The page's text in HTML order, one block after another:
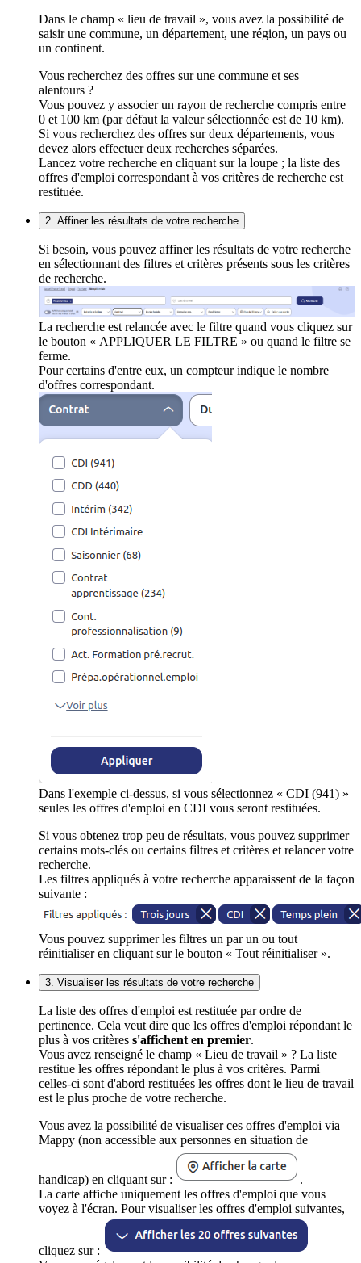
Dans le champ « lieu de travail », vous avez la possibilité de
saisir une commune, un département, une région, un pays ou
un continent.
Vous recherchez des offres sur une commune et ses
alentours ?
Vous pouvez y associer un rayon de recherche compris entre
0 et 100 km (par défaut la valeur sélectionnée est de 10 km).
Si vous recherchez des offres sur deux départements, vous
devez alors effectuer deux recherches séparées.
Lancez votre recherche en cliquant sur la loupe ; la liste des
offres d'emploi correspondant à vos critères de recherche est
restituée.
2. Affiner les résultats de votre recherche
Si besoin, vous pouvez affiner les résultats de votre recherche
en sélectionnant des filtres et critères présents sous les critères
de recherche.
La recherche est relancée avec le filtre quand vous cliquez sur
le bouton « APPLIQUER LE FILTRE » ou quand le filtre se
ferme.
Pour certains d'entre eux, un compteur indique le nombre
d'offres correspondant.
Dans l'exemple ci-dessus, si vous sélectionnez « CDI (941) »
seules les offres d'emploi en CDI vous seront restituées.
Si vous obtenez trop peu de résultats, vous pouvez supprimer
certains mots-clés ou certains filtres et critères et relancer votre
recherche.
Les filtres appliqués à votre recherche apparaissent de la façon
suivante :
Vous pouvez supprimer les filtres un par un ou tout
réinitialiser en cliquant sur le bouton « Tout réinitialiser ».
3. Visualiser les résultats de votre recherche
La liste des offres d'emploi est restituée par ordre de
pertinence. Cela veut dire que les offres d'emploi répondant le
plus à vos critères s'affichent en premier.
Vous avez renseigné le champ « Lieu de travail » ? La liste
restitue les offres répondant le plus à vos critères. Parmi
celles-ci sont d'abord restituées les offres dont le lieu de travail
est le plus proche de votre recherche.
Vous avez la possibilité de visualiser ces offres d'emploi via
Mappy (non accessible aux personnes en situation de
handicap) en cliquant sur :
.
La carte affiche uniquement les offres d'emploi que vous
voyez à l'écran. Pour visualiser les offres d'emploi suivantes,
cliquez sur :